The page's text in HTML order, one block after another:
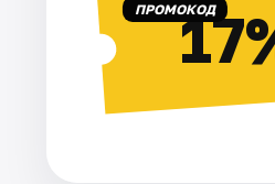
ПРОМОКОД